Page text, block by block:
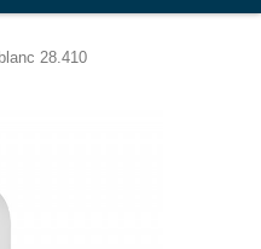
28.410